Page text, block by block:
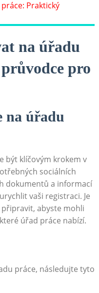
na úřadu
pro
na úřadu
být klíčovým krokem v
sociálních
dokumentů a informací
vaši registraci. Je
abyste mohli
úřad práce nabízí.
práce, následujte tyto